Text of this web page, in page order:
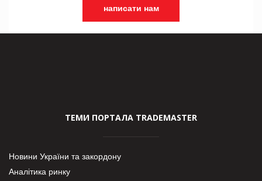
написати нам
ТЕМИ ПОРТАЛА TRADEMASTER
Новини України та закордону
Аналітика ринку